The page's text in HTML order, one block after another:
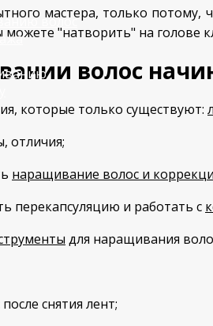
волос
мастера, только потому,
"натворить" на голове
волос
которые только существуют:
отличия;
наращивание волос и
перекапсуляцию и работать с
для наращивания
снятия лент;